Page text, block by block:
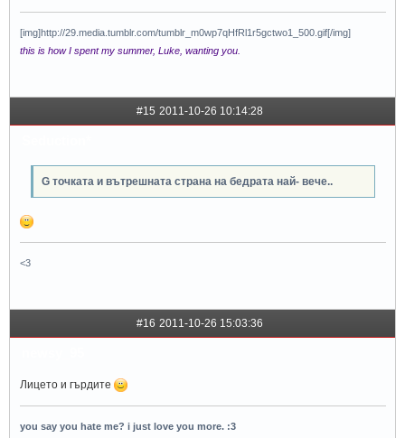
[img]http://29.media.tumblr.com/tumblr_m0wp7qHfRl1r5gctwo1_500.gif[/img]
this is how I spent my summer, Luke, wanting you.
#15 2011-10-26 10:14:28
G точката и вътрешната страна на бедрата най- вече..
<3
#16 2011-10-26 15:03:36
Лицето и гърдите
you say you hate me? i just love you more. :3